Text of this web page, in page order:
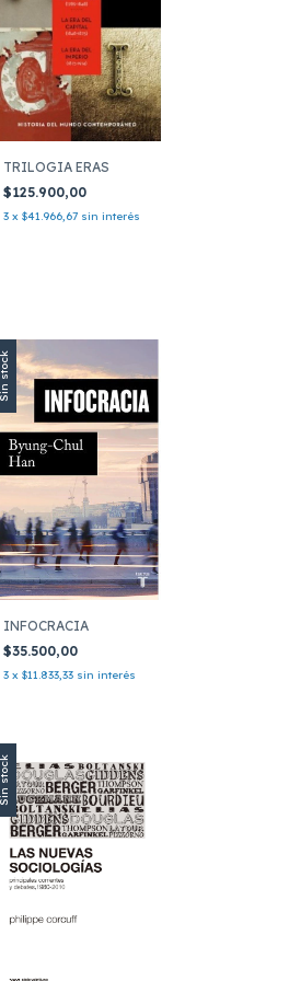
TRILOGIA ERAS
$125.900,00
3 x $41.966,67 sin interés
Sin stock
INFOCRACIA
$35.500,00
3 x $11.833,33 sin interés
Sin stock